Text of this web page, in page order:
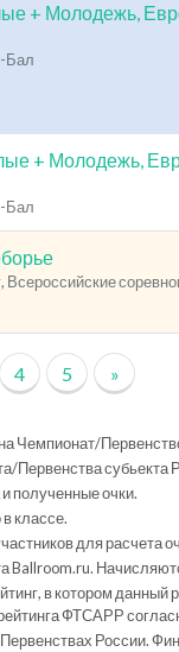
+ Молодежь,
Бал
+ Молодежь,
Бал
Всероссийские
4 5 »
Чемпионат/
Первенства
полученные очки.
классе.
для расчета
Ballroom.ru.
в котором данный
ФТСАРР
России.